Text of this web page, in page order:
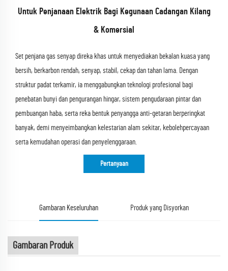
Untuk Penjanaan Elektrik Bagi Kegunaan Cadangan Kilang
& Komersial
Set penjana gas senyap direka khas untuk menyediakan bekalan kuasa yang
bersih, berkarbon rendah, senyap, stabil, cekap dan tahan lama. Dengan
struktur padat terkamir, ia menggabungkan teknologi profesional bagi
penebatan bunyi dan pengurangan hingar, sistem pengudaraan pintar dan
pembuangan haba, serta reka bentuk penyangga anti-getaran berperingkat
banyak, demi menyeimbangkan kelestarian alam sekitar, kebolehpercayaan
serta kemudahan operasi dan penyelenggaraan.
Pertanyaan
Gambaran Keseluruhan Produk yang Disyorkan
Gambaran Produk